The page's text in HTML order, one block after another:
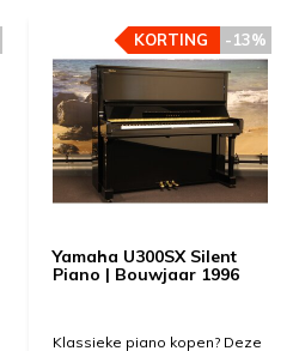
Yamaha U300SX Silent
Piano | Bouwjaar 1996
Klassieke piano kopen? Deze
-13%
KORTING -13%
KORTING